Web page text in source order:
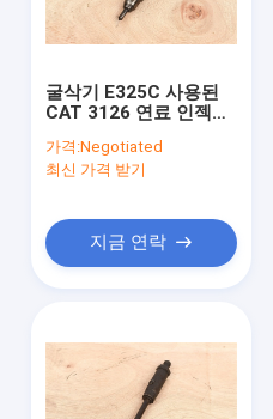
굴삭기 E325C 사용된
CAT 3126 연료 인젝터
가격:Negotiated
최신 가격 받기
지금 연락